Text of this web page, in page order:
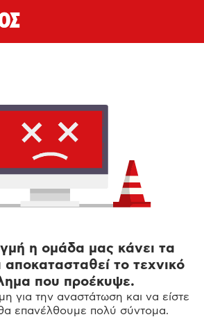
η ομάδα μας κάνει τα
το τεχνικό
που προέκυψε.
για την αναστάτωση και να είστε
θα επανέλθουμε πολύ σύντομα.